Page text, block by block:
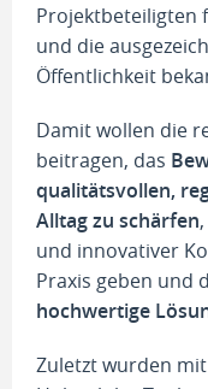
Projektbeteiligten
und die
Öffentlichkeit
Damit wollen die
beitragen, das
qualitätsvollen,
Alltag zu schärfen
und innovativer
Praxis geben und
hochwertige
Zuletzt wurden